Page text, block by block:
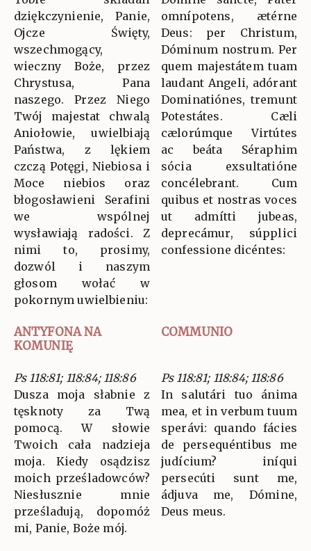
dziękczynienie, Panie,
Ojcze Święty,
wszechmogący,
wieczny Boże, przez
Chrystusa, Pana
naszego. Przez Niego
Twój majestat chwalą
Aniołowie, uwielbiają
Państwa, z lękiem
czczą Potęgi, Niebiosa i
Moce niebios oraz
błogosławieni Serafini
we wspólnej
wysławiają radości. Z
nimi to, prosimy,
dozwól i naszym
głosom wołać w
pokornym uwielbieniu:
omnípotens, ætérne
Deus: per Christum,
Dóminum nostrum. Per
quem majestátem tuam
laudant Angeli, adórant
Dominatiónes, tremunt
Potestátes. Cæli
cælorúmque Virtútes
ac beáta Séraphim
sócia exsultatióne
concélebrant. Cum
quibus et nostras voces
ut admítti jubeas,
deprecámur, súpplici
confessione dicéntes:
ANTYFONA NA
KOMUNIĘ
COMMUNIO
Ps 118:81; 118:84; 118:86
Dusza moja słabnie z
tęsknoty za Twą
pomocą. W słowie
Twoich cała nadzieja
moja. Kiedy osądzisz
moich prześladowców?
Niesłusznie mnie
prześladują, dopomóż
mi, Panie, Boże mój.
Ps 118:81; 118:84; 118:86
In salutári tuo ánima
mea, et in verbum tuum
sperávi: quando fácies
de persequéntibus me
judícium? iníqui
persecúti sunt me,
ádjuva me, Dómine,
Deus meus.